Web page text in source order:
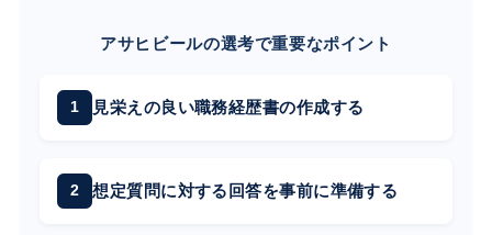
アサヒビールの選考で重要なポイント
見栄えの良い職務経歴書の作成する
想定質問に対する回答を事前に準備する